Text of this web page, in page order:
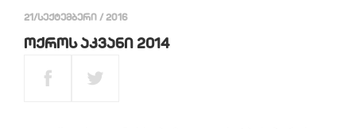
21/სექტემბერი / 2016
ოქროს აკვანი 2014